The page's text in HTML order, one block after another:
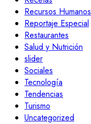
Recursos Humanos
Reportaje Especial
Restaurantes
Salud y Nutrición
slider
Sociales
Tecnología
Tendencias
Turismo
Uncategorized